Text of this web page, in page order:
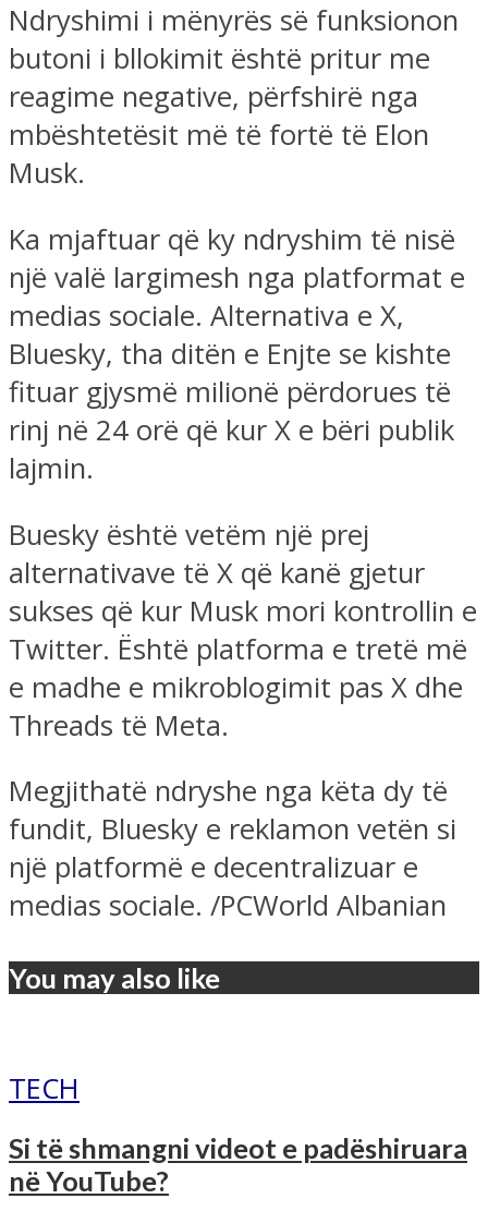
Ndryshimi i mënyrës së funksionon
butoni i bllokimit është pritur me
reagime negative, përfshirë nga
mbështetësit më të fortë të Elon
Musk.
Ka mjaftuar që ky ndryshim të nisë
një valë largimesh nga platformat e
medias sociale. Alternativa e X,
Bluesky, tha ditën e Enjte se kishte
fituar gjysmë milionë përdorues të
rinj në 24 orë që kur X e bëri publik
lajmin.
Buesky është vetëm një prej
alternativave të X që kanë gjetur
sukses që kur Musk mori kontrollin e
Twitter. Është platforma e tretë më
e madhe e mikroblogimit pas X dhe
Threads të Meta.
Megjithatë ndryshe nga këta dy të
fundit, Bluesky e reklamon vetën si
një platformë e decentralizuar e
medias sociale. /PCWorld Albanian
You may also like
TECH
Si të shmangni videot e padëshiruara
në YouTube?